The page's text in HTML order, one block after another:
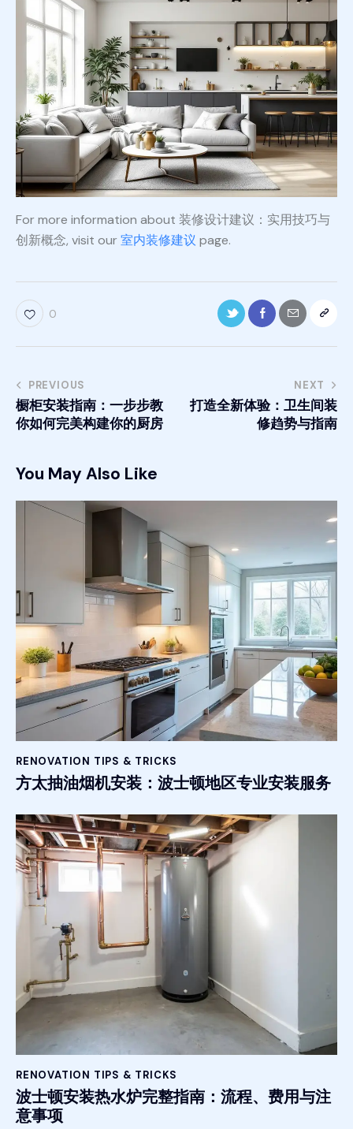
For more information about 装修设计建议：实用技巧与
创新概念, visit our室内装修建议 page.
0
PREVIOUS
橱柜安装指南：一步步教
你如何完美构建你的厨房
NEXT
打造全新体验：卫生间装
修趋势与指南
You May Also Like
RENOVATION TIPS & TRICKS
方太抽油烟机安装：波士顿地区专业安装服务
RENOVATION TIPS & TRICKS
波士顿安装热水炉完整指南：流程、费用与注
意事项